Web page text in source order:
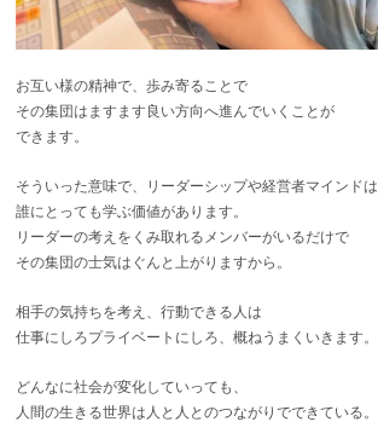
お互い様の精神で、歩み寄ることで
その集団はますます良い方向へ進んでいくことが
できます。
そういった意味で、リーダーシップや経営者マインドは
誰にとっても学ぶ価値があります。
リーダーの考えをくみ取れるメンバーがいるだけで
その集団の士気はぐんと上がりますから。
相手の気持ちを考え、行動できる人は
仕事にしろプライベートにしろ、概ねうまくいきます。
どんなに社会が変化していっても、
人間の生きる世界は人と人とのつながりでできている。